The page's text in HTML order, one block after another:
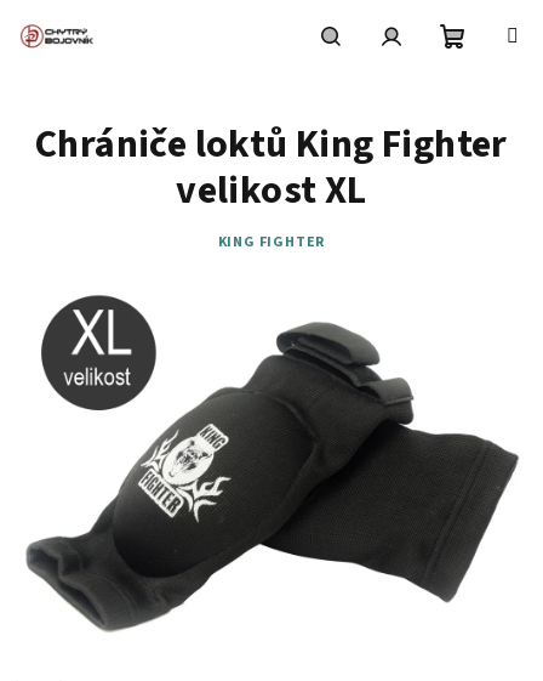
košík
Chrániče loktů King Fighter
velikost XL
KING FIGHTER